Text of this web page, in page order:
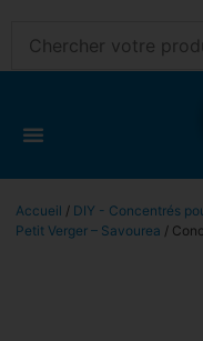
Accueil / DIY - Concentrés
Petit Verger – Savourea /